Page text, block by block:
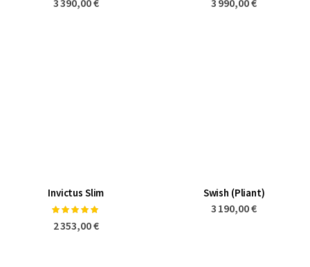
Invictus Slim
Notation:
2 353,00 €
Swish (Pliant)
3 190,00 €